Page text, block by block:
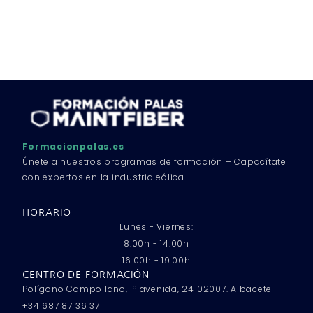
Formacionpalas.es
Únete a nuestros programas de formación – Capacítate
con expertos en la industria eólica.
HORARIO
Lunes - Viernes:
8:00h - 14:00h
16:00h - 19:00h
CENTRO DE FORMACIÓN
Polígono Campollano, 1ª avenida, 24 02007. Albacete
+34 687 87 36 37